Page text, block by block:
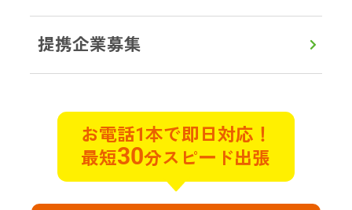
提携企業募集
お電話1本で即日対応！
最短30分スピード出張
くありませんでした。
遺品整理 特殊清掃
管理物件で自殺がおきてしまい特殊
清掃と遺品整理のご相談させていた
だきました。早朝で対応していただ